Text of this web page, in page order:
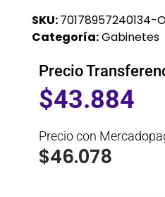
SKU:70178957240134-
Categoría:Gabinetes
Precio
$43.884
Precio con
$46.078